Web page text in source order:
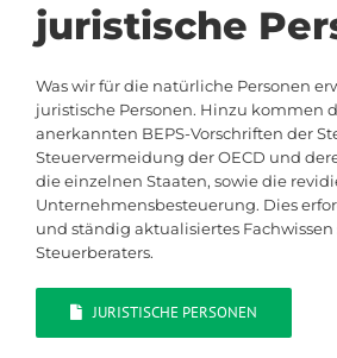
juristische
Was wir für die natürliche Personen
juristische Personen. Hinzu kommen
anerkannten BEPS-Vorschriften der
Steuervermeidung der OECD und
die einzelnen Staaten, sowie die
Unternehmensbesteuerung. Dies
und ständig aktualisiertes Fachwissen
Steuerberaters.
JURISTISCHE PERSONEN